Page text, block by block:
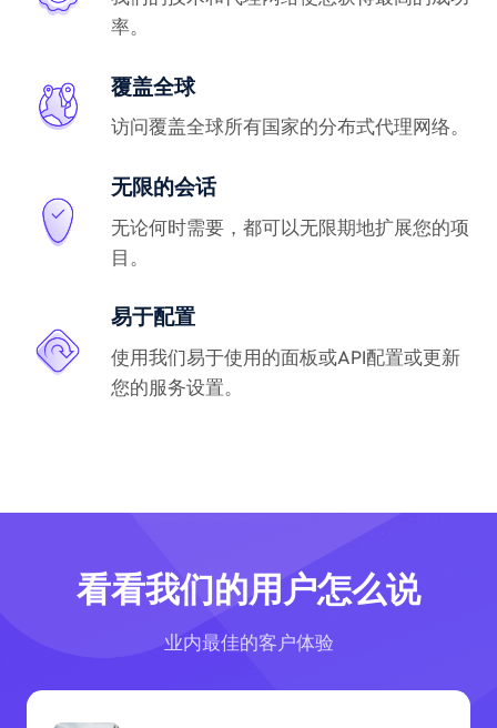
率。
覆盖全球
访问覆盖全球所有国家的分布式代理网络。
无限的会话
无论何时需要，都可以无限期地扩展您的项
目。
易于配置
使用我们易于使用的面板或API配置或更新
您的服务设置。
看看我们的用户怎么说
业内最佳的客户体验